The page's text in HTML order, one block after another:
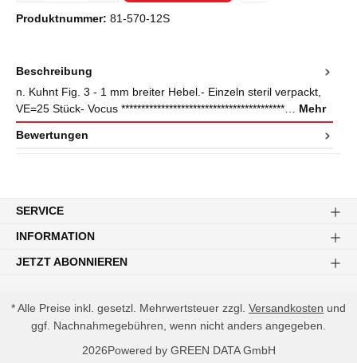
Produktnummer: 81-570-12S
Beschreibung
n. Kuhnt Fig. 3 - 1 mm breiter Hebel.- Einzeln steril verpackt,
VE=25 Stück- Vocus *****************************************… Mehr
Bewertungen
SERVICE
INFORMATION
JETZT ABONNIEREN
* Alle Preise inkl. gesetzl. Mehrwertsteuer zzgl. Versandkosten und
ggf. Nachnahmegebühren, wenn nicht anders angegeben.
2026Powered by GREEN DATA GmbH